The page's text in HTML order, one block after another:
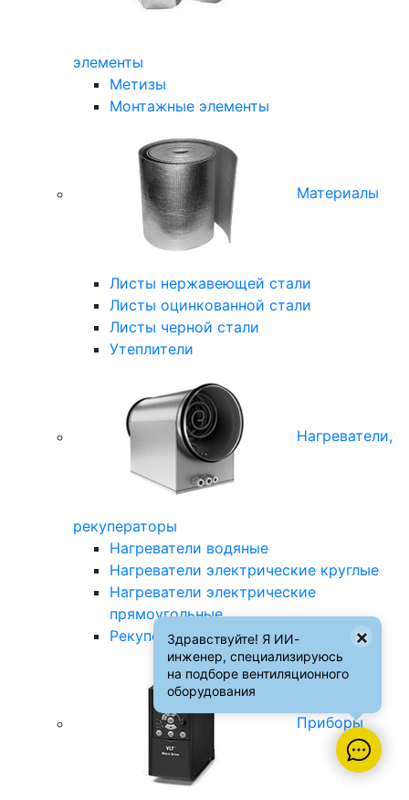
элементы
Метизы
Монтажные элементы
Материалы
Листы нержавеющей стали
Листы оцинкованной стали
Листы черной стали
Утеплители
Нагреватели,
рекуператоры
Нагреватели водяные
Нагреватели электрические круглые
Нагреватели электрические
прямоугольные
Рекуператоры
Приборы
Здравствуйте! Я ИИ-
инженер, специализируюсь
на подборе вентиляционного
оборудования
×